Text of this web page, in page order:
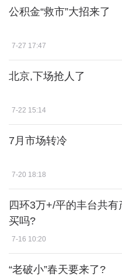
公积金“救市”大招来了
7-27 17:47
北京,下场抢人了
7-22 15:14
7月市场转冷
7-20 18:18
四环3万+/平的丰台共
买吗?
7-16 10:20
“老破小”春天要来了?